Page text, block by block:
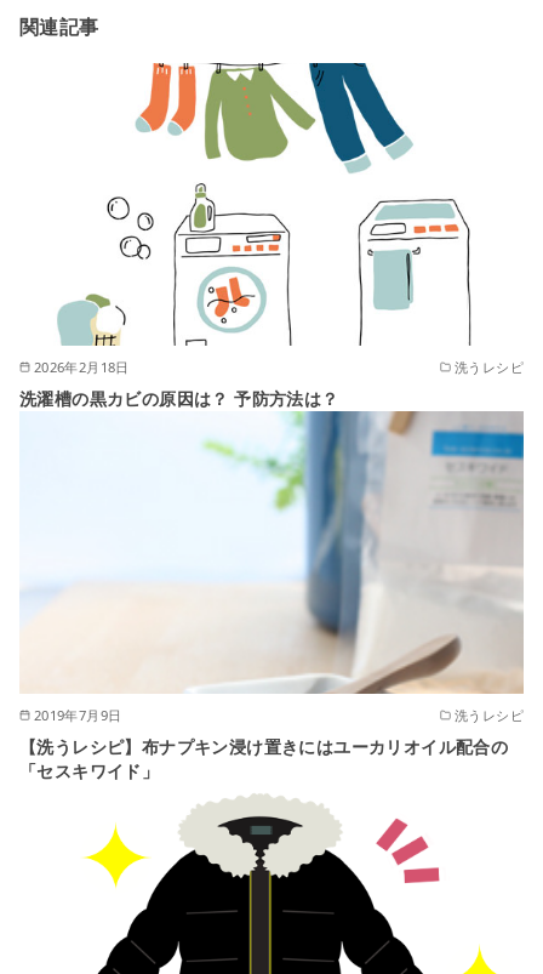
関連記事
2026年2月18日 洗うレシピ
洗濯槽の黒カビの原因は？ 予防方法は？
2019年7月9日 洗うレシピ
【洗うレシピ】布ナプキン浸け置きにはユーカリオイル配合の
「セスキワイド」